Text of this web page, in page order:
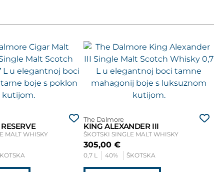
MALT WHISKY
The Dalmore
KING ALEXANDER III
ŠKOTSKI SINGLE MALT WHISKY
305,00€
0,7 L 40% ŠKOTSKA